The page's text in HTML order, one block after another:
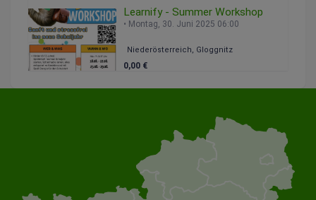
Learnify - Summer Workshop
Montag, 30. Juni 2025 06:00
Niederösterreich, Gloggnitz
0,00 €